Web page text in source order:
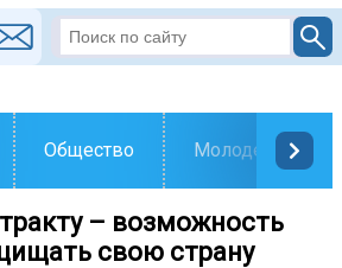
Общество Молодежь
– возможность
свою страну